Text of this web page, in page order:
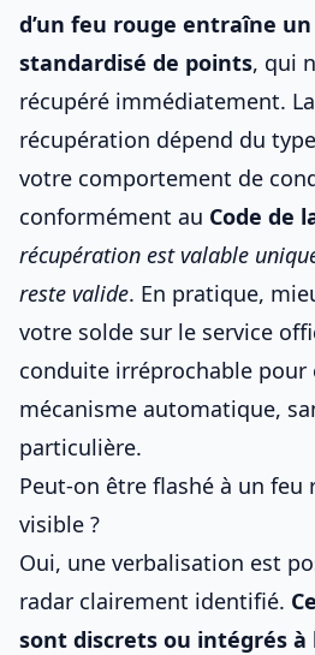
d’un feu rouge entraîne
standardisé de points, qui
récupéré immédiatement.
récupération dépend du
votre comportement de
conformément au Code de
récupération est valable
reste valide. En pratique,
votre solde sur le service
conduite irréprochable pour
mécanisme automatique,
particulière.
Peut-on être flashé à un feu
visible ?
Oui, une verbalisation est
radar clairement identifié.
sont discrets ou intégrés